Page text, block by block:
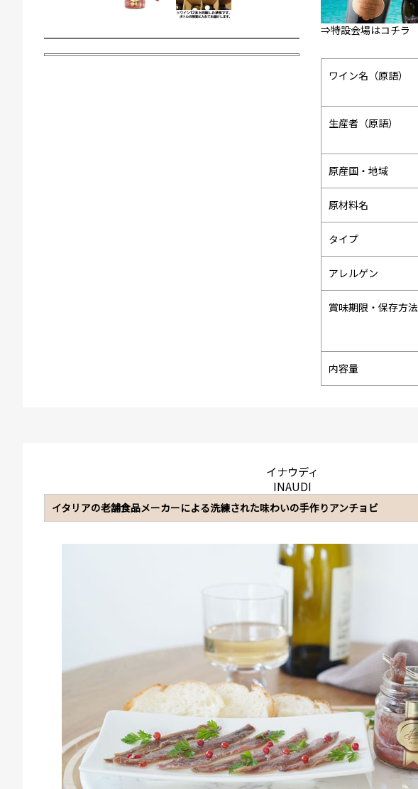
⇒特設会場はコチラ
ワイン名（原語）
生産者（原語）
原産国・地域
原材料名
タイプ
アレルゲン
賞味期限・保存方法
内容量
イナウディ
INAUDI
イタリアの老舗食品メーカーによる洗練された味わいの手作りアンチョビ